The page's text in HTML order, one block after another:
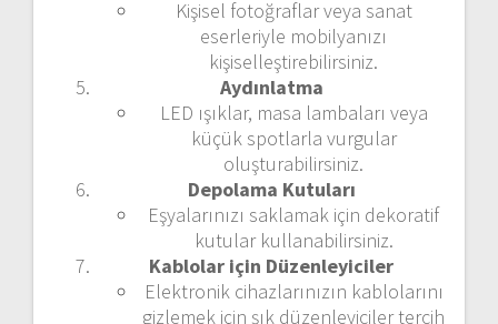
Kişisel fotoğraflar veya sanat
eserleriyle mobilyanızı
kişiselleştirebilirsiniz.
Aydınlatma
LED ışıklar, masa lambaları veya
küçük spotlarla vurgular
oluşturabilirsiniz.
Depolama Kutuları
Eşyalarınızı saklamak için dekoratif
kutular kullanabilirsiniz.
Kablolar için Düzenleyiciler
Elektronik cihazlarınızın kablolarını
gizlemek için şık düzenleyiciler tercih